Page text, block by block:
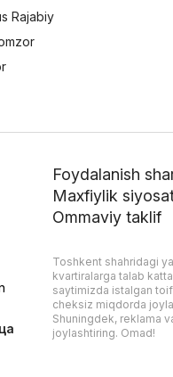
Rajabiy
Foydalanish
Maxfiylik
Ommaviy taklif
Toshkent shahridagi
kvartiralarga talab
saytimizda istalgan
cheksiz miqdorda
Shuningdek, reklama
joylashtiring. Omad!